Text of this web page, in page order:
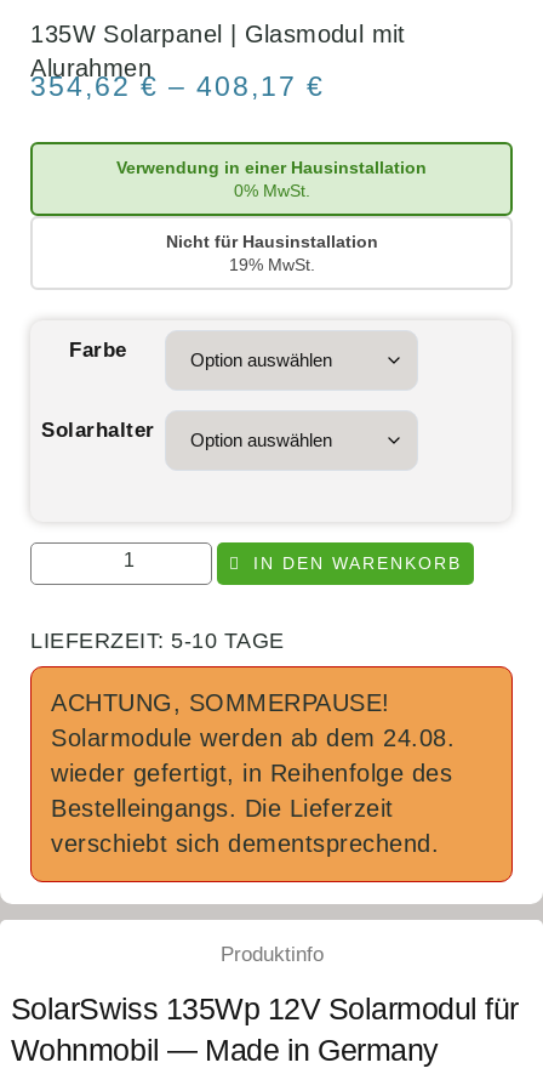
135W Solarpanel | Glasmodul mit
Alurahmen
354,62€ –408,17€
Verwendung in einer Hausinstallation
0% MwSt.
Nicht für Hausinstallation
19% MwSt.
Farbe
Solarhalter
IN DEN WARENKORB
LIEFERZEIT: 5-10 TAGE
ACHTUNG, SOMMERPAUSE!
Solarmodule werden ab dem 24.08.
wieder gefertigt, in Reihenfolge des
Bestelleingangs. Die Lieferzeit
verschiebt sich dementsprechend.
Produktinfo
SolarSwiss 135Wp 12V Solarmodul für
Wohnmobil — Made in Germany